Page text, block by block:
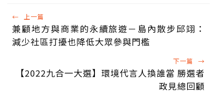
← 上一篇
兼顧地方與商業的永續旅遊－島內散步邱翊：
減少社區打擾也降低大眾參與門檻
下一篇 →
【2022九合一大選】環境代言人換誰當 勝選者
政見總回顧